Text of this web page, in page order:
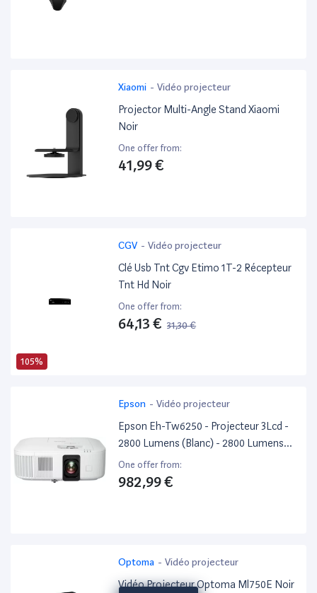
Xiaomi - Vidéo projecteur
Projector Multi-Angle Stand Xiaomi
Noir
One offer from:
41,99 €
105%
CGV - Vidéo projecteur
Clé Usb Tnt Cgv Etimo 1T-2 Récepteur
Tnt Hd Noir
One offer from:
64,13 € 31,30 €
Epson - Vidéo projecteur
Epson Eh-Tw6250 - Projecteur 3Lcd -
2800 Lumens (Blanc) - 2800 Lumens
(Couleur) - 3840 X 2160 (3 X 1920 X
1080) - 16:9 - 4K - Sans Fil 802.11Ac -
One offer from:
982,99 €
Optoma - Vidéo projecteur
Vidéo Projecteur Optoma Ml750E Noir